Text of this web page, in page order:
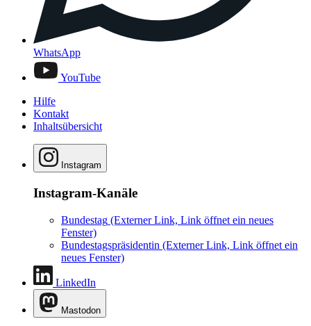
WhatsApp
YouTube
Hilfe
Kontakt
Inhaltsübersicht
Instagram
Instagram-Kanäle
Bundestag (Externer Link, Link öffnet ein neues
Fenster)
Bundestagspräsidentin (Externer Link, Link öffnet ein
neues Fenster)
LinkedIn
Mastodon